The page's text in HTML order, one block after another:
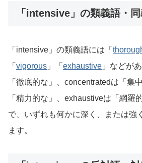
「intensive」の類義語・
「intensive」の類義語には「
「 vigorous 」「 exhaustive 」などが
「徹底的な」、concentratedは「集
「精力的な」、exhaustiveは「網羅
で、いずれも何かに深く、または強
ます。